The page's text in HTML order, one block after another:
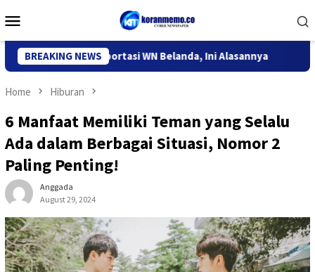
to
Menu
BREAKING NEWS
Kediri Deportasi WN Belanda, Ini Alasannya 9 Desa di
Home Hiburan
6 Manfaat Memiliki Teman yang Selalu
Ada dalam Berbagai Situasi, Nomor 2
Paling Penting!
Anggada
August 29, 2024